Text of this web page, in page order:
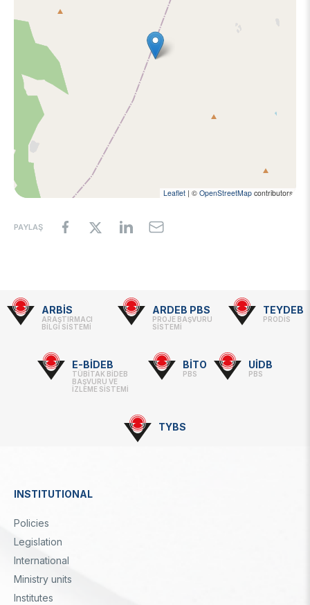
Basic Sciences Research Institute (TBAE)
Clean Energy, Climate Change and Sustainability Research
Turkish Industrial Dispatch and Administration E. (TÜSSİDE)
National Metrology E. (UME)
Space Technologies Research E. (SPACE)
Kutup Araştırmaları Enstitüsü (KARE)
Personal Data Protection
Leaflet | © OpenStreetMap contributors
PAYLAŞ
Footer
Linkler
ARBİS
ARAŞTIRMACI
BİLGİ SİSTEMİ
ARDEB PBS
PROJE BAŞVURU
SİSTEMİ
TEYDEB
PRODİS
E-BİDEB
TÜBİTAK BİDEB
BAŞVURU VE
İZLEME SİSTEMİ
BİTO
PBS
UİDB
PBS
TYBS
Dipnot
INSTITUTIONAL
Policies
Legislation
International
Ministry units
Institutes